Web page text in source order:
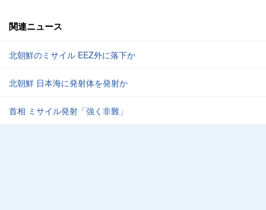
関連ニュース
北朝鮮のミサイル EEZ外に落下か
北朝鮮 日本海に発射体を発射か
首相 ミサイル発射「強く非難」